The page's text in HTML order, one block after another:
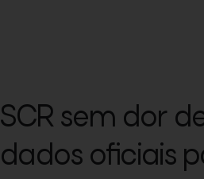
SCR sem dor
dados oficiais